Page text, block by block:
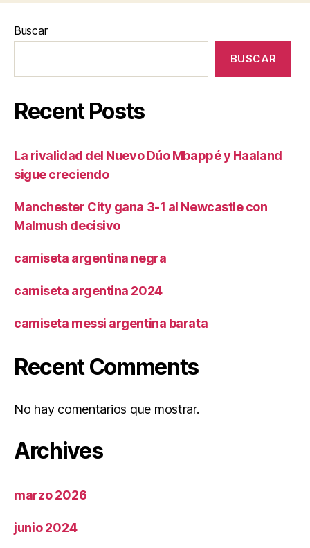
Buscar
BUSCAR
Recent Posts
La rivalidad del Nuevo Dúo Mbappé y Haaland
sigue creciendo
Manchester City gana 3-1 al Newcastle con
Malmush decisivo
camiseta argentina negra
camiseta argentina 2024
camiseta messi argentina barata
Recent Comments
No hay comentarios que mostrar.
Archives
marzo 2026
junio 2024